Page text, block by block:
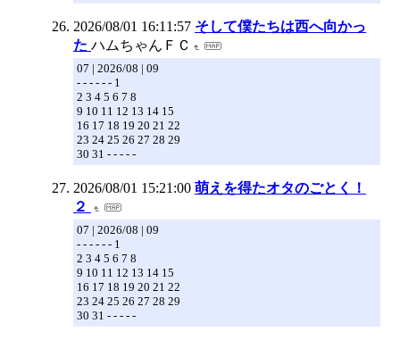
2026/08/01 16:11:57 そして僕たちは西へ向かっ
た ハムちゃんＦＣ
07 | 2026/08 | 09
- - - - - - 1
2 3 4 5 6 7 8
9 10 11 12 13 14 15
16 17 18 19 20 21 22
23 24 25 26 27 28 29
30 31 - - - - -
2026/08/01 15:21:00 萌えを得たオタのごとく！
２
07 | 2026/08 | 09
- - - - - - 1
2 3 4 5 6 7 8
9 10 11 12 13 14 15
16 17 18 19 20 21 22
23 24 25 26 27 28 29
30 31 - - - - -